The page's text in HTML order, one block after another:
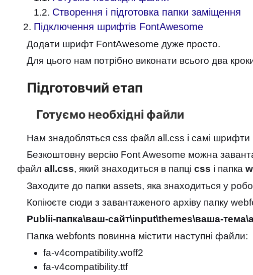
Створення і підготовка папки заміщення
Підключення шрифтів FontAwesome
Додати шрифт FontAwesome дуже просто.
Для цього нам потрібно виконати всього два
Підготовчий етап
Готуємо необхідні файли
Нам знадобляться css файл all.css і самі
Безкоштовну версію Font Awesome можна
файл all.css, який знаходиться в папці css і папка
Заходите до папки assets, яка знаходиться у
Копіюєте сюди з завантаженого архіву папку
Publii-папка\ваш-сайт\input\themes\ваша-
Папка webfonts повинна містити наступні файли:
fa-v4compatibility.woff2
fa-v4compatibility.ttf